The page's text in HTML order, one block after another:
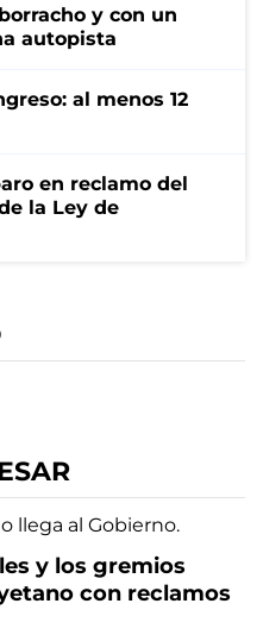
y con un
autopista
al menos 12
en reclamo del
la Ley de
y los gremios
con reclamos